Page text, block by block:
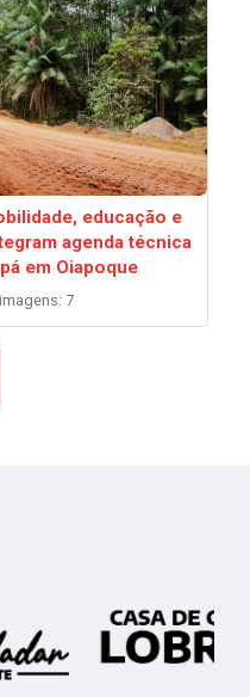
educação e
agenda técnica
em Oiapoque
7